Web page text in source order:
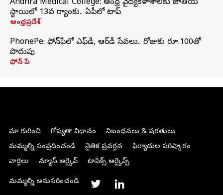
Andhra Medical College: ఆంధ్ర వైద్యకళాశాలకు జాతీయ
స్థాయిలో 13వ ర్యాంకు.. ఏపీలో టాప్
ఆంధ్రప్రదేశ్
PhonePe: ఫోన్‌పేలో ఎఫ్‌డీ, ఆర్‌డీ సేవలు.. రోజుకు రూ.100తో
పొదుపు
ఫోన్‌ పే
మా గురించి గోప్యతా విధానం
నిబంధనలు & షరతులు
మమ్మల్ని సంప్రదించండి
నైతిక ప్రవర్తన
ఫిర్యాదుల పరిష్కారం
వార్తలు
న్యూస్ ఆర్కైవ్ టాపిక్స్ ఆర్కైవ్స్
మమ్మల్ని అనుసరించండి